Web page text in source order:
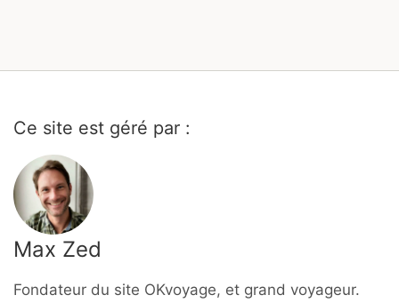
Ce site est géré par :
Max Zed
Fondateur du site OKvoyage, et grand voyageur.